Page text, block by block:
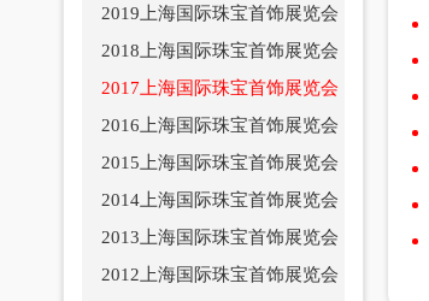
2019上海国际珠宝首饰展览会
2018上海国际珠宝首饰展览会
2017上海国际珠宝首饰展览会
2016上海国际珠宝首饰展览会
2015上海国际珠宝首饰展览会
2014上海国际珠宝首饰展览会
2013上海国际珠宝首饰展览会
2012上海国际珠宝首饰展览会